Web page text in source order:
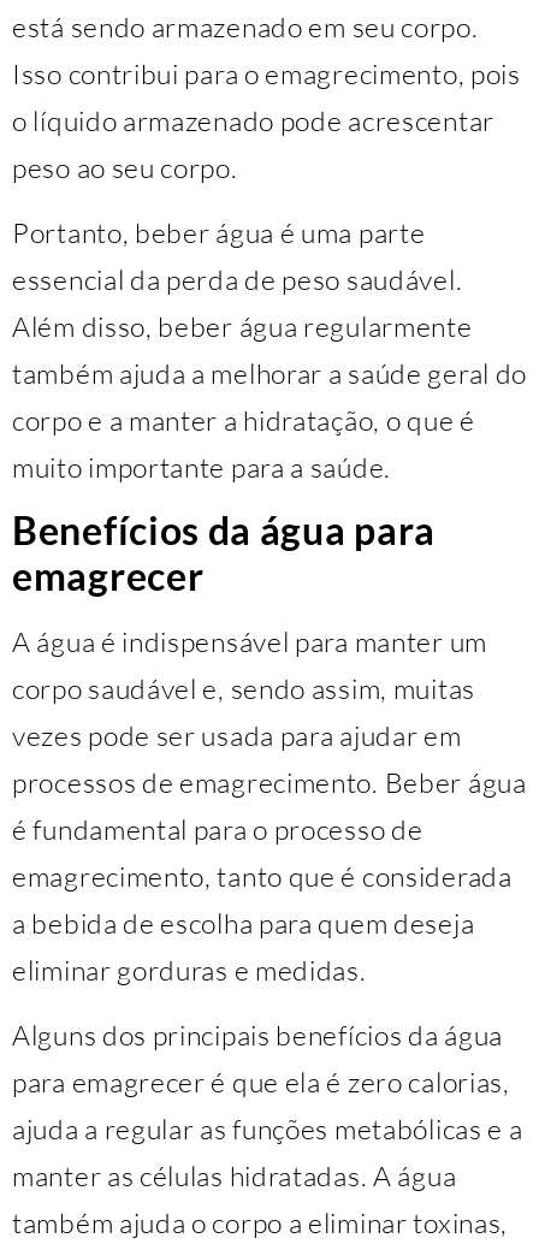
está sendo armazenado em seu corpo.
Isso contribui para o emagrecimento, pois
o líquido armazenado pode acrescentar
peso ao seu corpo.
Portanto, beber água é uma parte
essencial da perda de peso saudável.
Além disso, beber água regularmente
também ajuda a melhorar a saúde geral do
corpo e a manter a hidratação, o que é
muito importante para a saúde.
Benefícios da água para
emagrecer
A água é indispensável para manter um
corpo saudável e, sendo assim, muitas
vezes pode ser usada para ajudar em
processos de emagrecimento. Beber água
é fundamental para o processo de
emagrecimento, tanto que é considerada
a bebida de escolha para quem deseja
eliminar gorduras e medidas.
Alguns dos principais benefícios da água
para emagrecer é que ela é zero calorias,
ajuda a regular as funções metabólicas e a
manter as células hidratadas. A água
também ajuda o corpo a eliminar toxinas,